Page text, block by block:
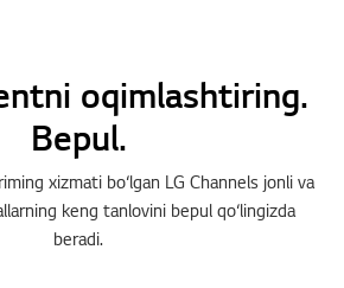
oqimlashtiring.
Bepul.
xizmati bo‘lgan LG Channels jonli va
keng tanlovini bepul qo‘lingizda
beradi.